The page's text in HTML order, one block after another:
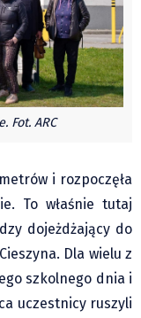
Fot. ARC
i rozpoczęła
To właśnie tutaj
dojeżdżający do
Dla wielu z
szkolnego dnia i
uczestnicy ruszyli